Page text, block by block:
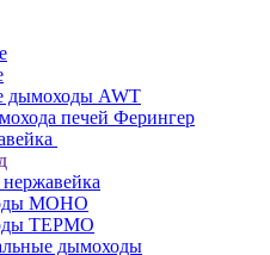
дымоходы AWT
печей Ферингер
МОНО
ТЕРМО
дымоходы